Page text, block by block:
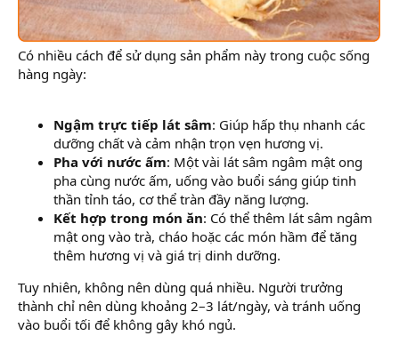
Có nhiều cách để sử dụng sản phẩm này trong cuộc sống
hàng ngày:
Ngậm trực tiếp lát sâm: Giúp hấp thụ nhanh các
dưỡng chất và cảm nhận trọn vẹn hương vị.
Pha với nước ấm: Một vài lát sâm ngâm mật ong
pha cùng nước ấm, uống vào buổi sáng giúp tinh
thần tỉnh táo, cơ thể tràn đầy năng lượng.
Kết hợp trong món ăn: Có thể thêm lát sâm ngâm
mật ong vào trà, cháo hoặc các món hầm để tăng
thêm hương vị và giá trị dinh dưỡng.
Tuy nhiên, không nên dùng quá nhiều. Người trưởng
thành chỉ nên dùng khoảng 2–3 lát/ngày, và tránh uống
vào buổi tối để không gây khó ngủ.